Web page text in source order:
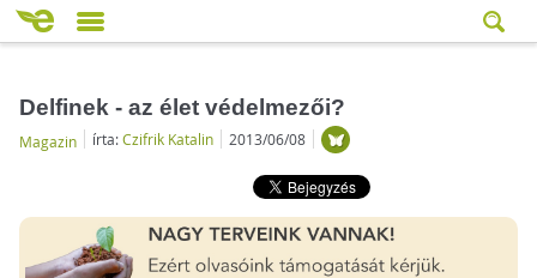
Delfinek - az élet védelmezői?
Magazin írta:Czifrik Katalin 2013/06/08